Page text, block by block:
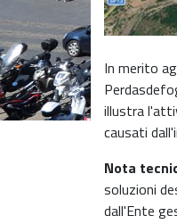
In merito
illustra
causati
Nota
soluzioni
dall'Ente